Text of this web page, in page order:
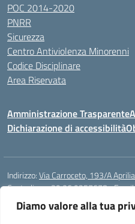
Diamo valore alla tua
POC 2014-2020
PNRR
Sicurezza
Centro Antiviolenza Minorenni
Codice Disciplinare
Area Riservata
Amministrazione Trasparente
Dichiarazione di accessibilità
Indirizzo:Via Carroceto, 193/A
Centralino:+39 06 9257678
Posta elettronica certificata (PEC):